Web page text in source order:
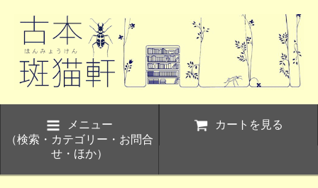
メニュー
（検索・カテゴリー・お問合
せ・ほか）
カートを見る